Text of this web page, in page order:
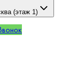
(этаж 1)